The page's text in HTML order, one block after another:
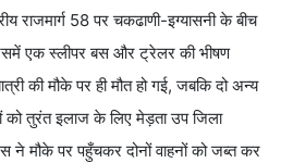
राजमार्ग 58 पर चकढाणी-इग्यासनी के बीच
एक स्लीपर बस और ट्रेलर की भीषण
की मौके पर ही मौत हो गई, जबकि दो अन्य
तुरंत इलाज के लिए मेड़ता उप जिला
ने मौके पर पहुँचकर दोनों वाहनों को जब्त कर